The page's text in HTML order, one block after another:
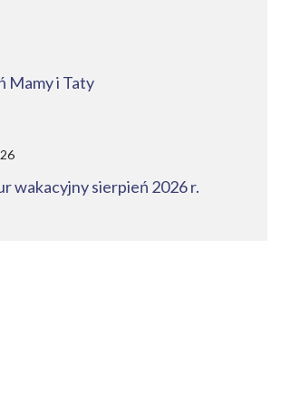
Mamy i Taty
wakacyjny sierpień 2026 r.